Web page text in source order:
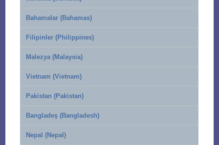
Bahamalar (Bahamas)
Filipinler (Philippines)
Malezya (Malaysia)
Vietnam (Vietnam)
Pakistan (Pakistan)
Bangladeş (Bangladesh)
Nepal (Nepal)